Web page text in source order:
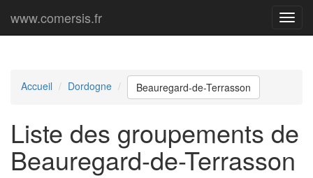
Menu
www.comersis.fr
Accueil Dordogne Beauregard-de-Terrasson
Liste des groupements de
Beauregard-de-Terrasson